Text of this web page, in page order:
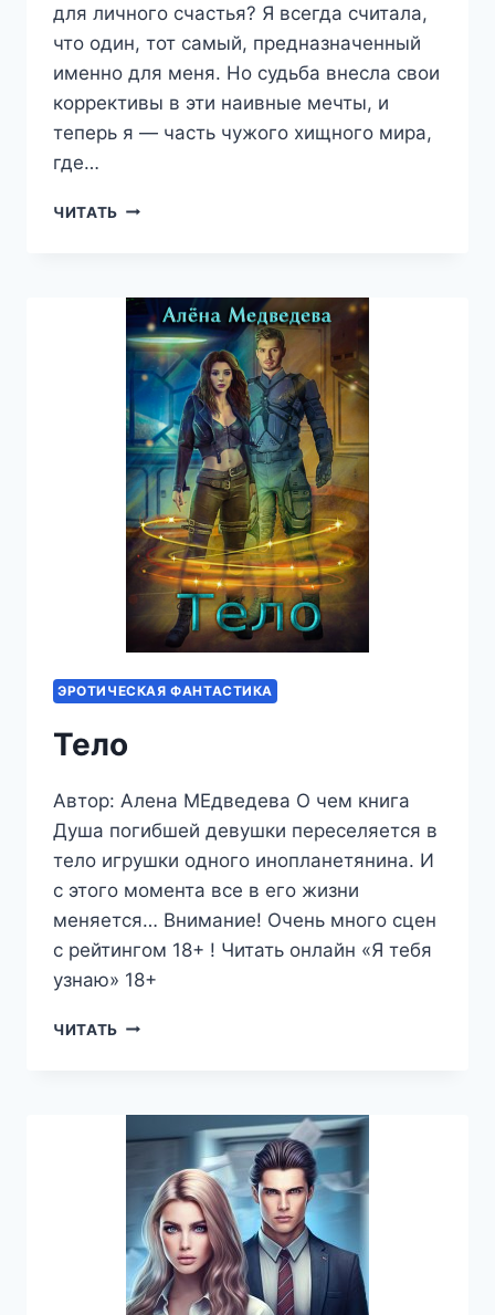
для личного счастья? Я всегда считала,
что один, тот самый, предназначенный
именно для меня. Но судьба внесла свои
коррективы в эти наивные мечты, и
теперь я — часть чужого хищного мира,
где…
ЧИТАТЬ СЕРДЦЕ
ЭРОТИЧЕСКАЯ ФАНТАСТИКА
Тело
Автор: Алена МЕдведева О чем книга
Душа погибшей девушки переселяется в
тело игрушки одного инопланетянина. И
с этого момента все в его жизни
меняется… Внимание! Очень много сцен
с рейтингом 18+ ! Читать онлайн «Я тебя
узнаю» 18+
ЧИТАТЬ ТЕЛО